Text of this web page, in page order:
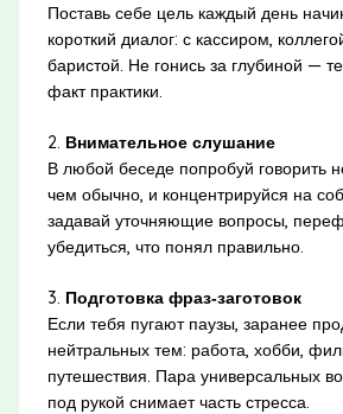
Поставь себе цель каждый день
короткий диалог: с кассиром,
баристой. Не гонись за глубиной —
факт практики.
2. Внимательное слушание
В любой беседе попробуй говорить
чем обычно, и концентрируйся на
задавай уточняющие вопросы,
убедиться, что понял правильно.
3. Подготовка фраз‑заготовок
Если тебя пугают паузы, заранее
нейтральных тем: работа, хобби,
путешествия. Пара универсальных
под рукой снимает часть стресса.